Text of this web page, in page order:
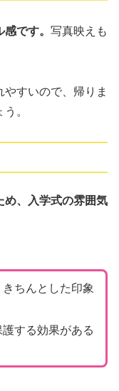
です。 写真映えも
すいので、帰りま
。
め、入学式の雰囲気
ちんとした印象
する効果がある